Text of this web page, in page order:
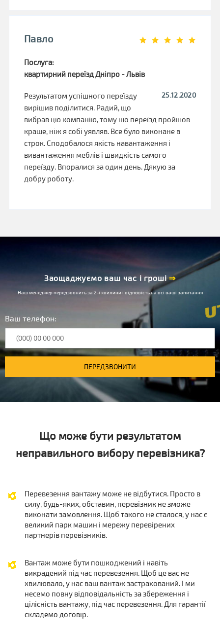
Павло
Послуга:
квартирний переїзд Дніпро - Львів
25.12.2020
Результатом успішного переїзду
вирішив поділитися. Радий, що
вибрав цю компанію, тому що переїзд пройшов
краще, ніж я собі уявляв. Все було виконане в
строк. Сподобалося якість навантаження і
вивантаження меблів і швидкість самого
переїзду. Впоралися за один день. Дякую за
добру роботу.
Заощаджуємо ваш час і гроші⇒
Наш менеджер передзвонить за 2-і хвилини і відповість на всі ваші запитання
Ваш телефон:
ПЕРЕДЗВОНИТИ
Що може бути результатом
неправильного вибору перевізника?
Перевезення вантажу може не відбутися. Просто в
силу, будь-яких, обставин, перевізник не зможе
виконати замовлення. Щоб такого не сталося, у нас є
великий парк машин і мережу перевірених
партнерів перевізників.
Вантаж може бути пошкоджений і навіть
викрадений під час перевезення. Щоб це вас не
хвилювало, у нас ваш вантаж застрахований. І ми
несемо повну відповідальність за збереження і
цілісність вантажу, під час перевезення. Для гарантії
складемо договір.